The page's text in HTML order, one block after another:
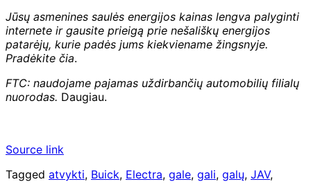
Jūsų asmenines saulės energijos kainas lengva palyginti
internete ir gausite prieigą prie nešališkų energijos
patarėjų, kurie padės jums kiekviename žingsnyje.
Pradėkite čia.
FTC: naudojame pajamas uždirbančių automobilių filialų
nuorodas. Daugiau.
Source link
Tagged atvykti, Buick, Electra, gale, gali, galų, JAV,